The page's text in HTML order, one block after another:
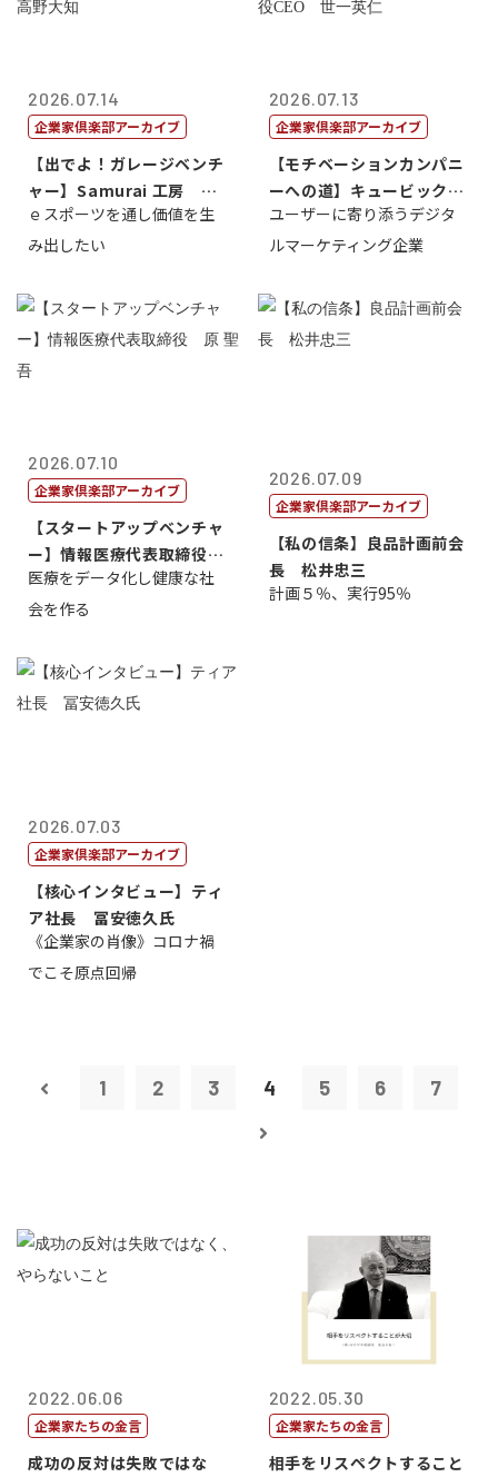
2026.07.14
企業家倶楽部アーカイブ
【出でよ！ガレージベンチ
ャー】Samurai 工房 代
表取締...
ｅスポーツを通し価値を生
み出したい
2026.07.13
企業家倶楽部アーカイブ
【モチベーションカンパニ
ーへの道】キュービック代
表取締役CE...
ユーザーに寄り添うデジタ
ルマーケティング企業
2026.07.10
企業家倶楽部アーカイブ
【スタートアップベンチャ
ー】情報医療代表取締役
原 聖吾
医療をデータ化し健康な社
会を作る
2026.07.09
企業家倶楽部アーカイブ
【私の信条】良品計画前会
長 松井忠三
計画５％、実行95％
2026.07.03
企業家倶楽部アーカイブ
【核心インタビュー】ティ
ア社長 冨安徳久氏
《企業家の肖像》コロナ禍
でこそ原点回帰
1 2 3 4 5 6 7
2022.06.06
企業家たちの金言
成功の反対は失敗ではな
2022.05.30
企業家たちの金言
相手をリスペクトすること